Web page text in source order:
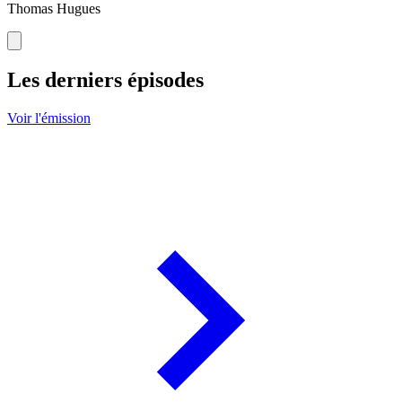
Thomas Hugues
Les derniers épisodes
Voir l'émission